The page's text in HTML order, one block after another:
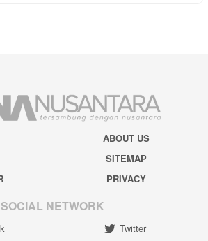
ABOUT US
SITEMAP
PRIVACY
SOCIAL NETWORK
Twitter